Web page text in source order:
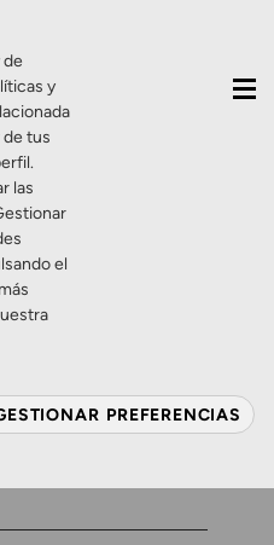
de
mejores
y
tus
las
el
PREFERENCIAS